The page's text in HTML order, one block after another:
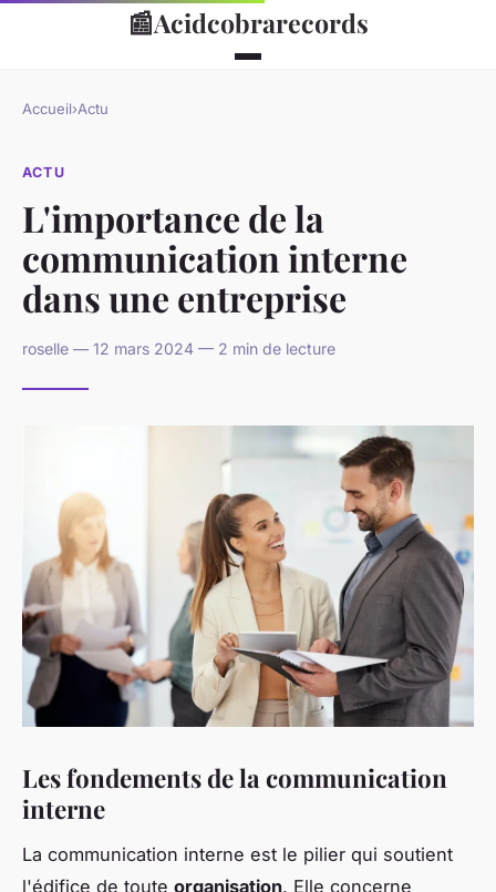
📰Acidcobrarecords
Accueil›Actu
ACTU
L'importance de la
communication interne
dans une entreprise
roselle — 12 mars 2024 — 2 min de lecture
Les fondements de la communication
interne
La communication interne est le pilier qui soutient
l'édifice de toute organisation. Elle concerne